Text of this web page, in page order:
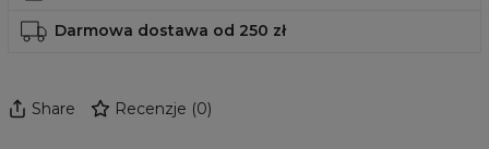
Darmowa dostawa od 250 zł
Share Recenzje (0)